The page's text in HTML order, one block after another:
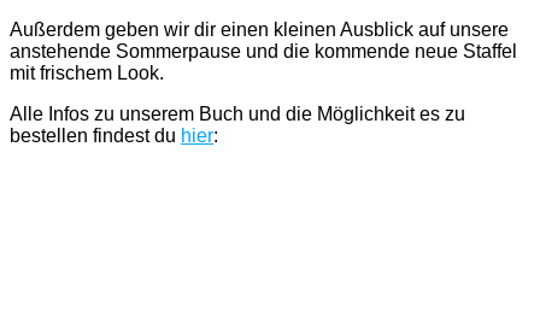
Außerdem geben wir dir einen kleinen Ausblick auf unsere
anstehende Sommerpause und die kommende neue Staffel
mit frischem Look.
Alle Infos zu unserem Buch und die Möglichkeit es zu
bestellen findest du hier: